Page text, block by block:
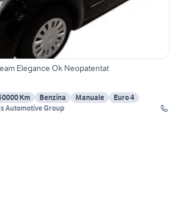
Elegance Ok Neopatentat
Km Benzina Manuale
Euro 4
Automotive Group